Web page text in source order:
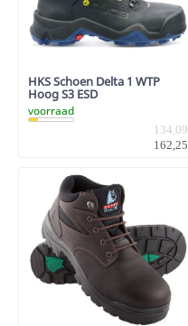
HKS Schoen Delta 1 WTP
Hoog S3 ESD
voorraad
134,09
162,25